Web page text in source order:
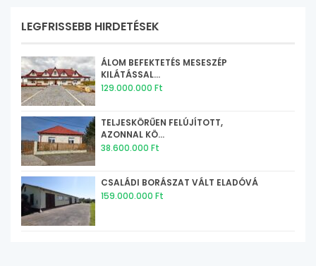
LEGFRISSEBB HIRDETÉSEK
ÁLOM BEFEKTETÉS MESESZÉP
KILÁTÁSSAL...
129.000.000 Ft
TELJESKÖRŰEN FELÚJÍTOTT,
AZONNAL KÖ...
38.600.000 Ft
CSALÁDI BORÁSZAT VÁLT ELADÓVÁ
159.000.000 Ft